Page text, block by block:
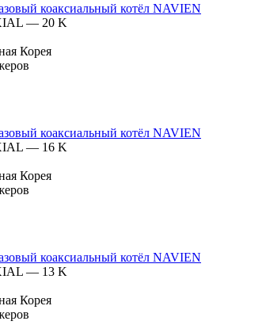
коаксиальный котёл NAVIEN
— 20 K
Корея
коаксиальный котёл NAVIEN
— 16 K
Корея
коаксиальный котёл NAVIEN
— 13 K
Корея